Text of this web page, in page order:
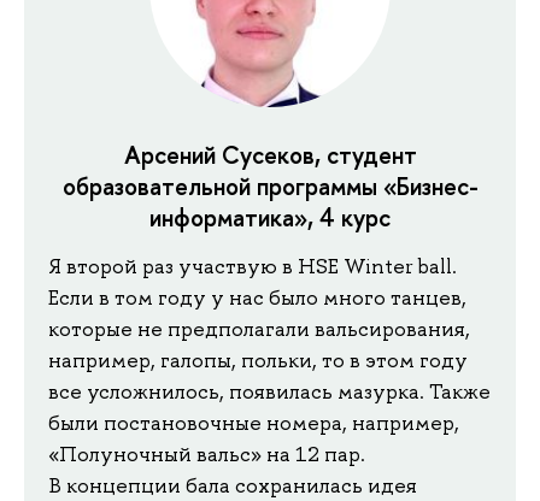
Арсений Сусеков, студент
образовательной программы «Бизнес-
информатика», 4 курс
Я второй раз участвую в HSE Winter ball.
Если в том году у нас было много танцев,
которые не предполагали вальсирования,
например, галопы, польки, то в этом году
все усложнилось, появилась мазурка. Также
были постановочные номера, например,
«Полуночный вальс» на 12 пар.
В концепции бала сохранилась идея